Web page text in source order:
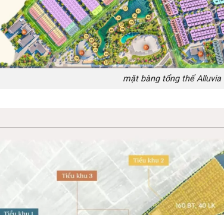
mặt bàng tổng thể Alluvia